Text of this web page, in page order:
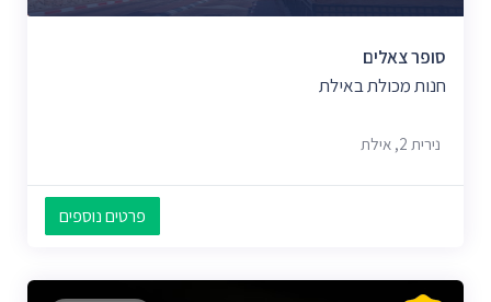
סופר צאלים
חנות מכולת באילת
נירית 2, אילת
פרטים נוספים